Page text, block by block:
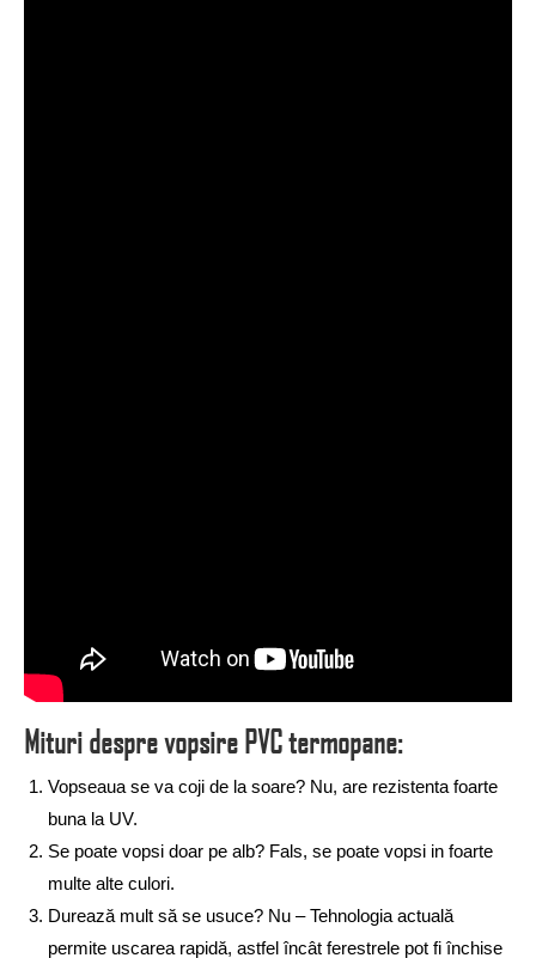
Mituri despre vopsire PVC termopane:
Vopseaua se va coji de la soare? Nu, are rezistenta foarte
buna la UV.
Se poate vopsi doar pe alb? Fals, se poate vopsi in foarte
multe alte culori.
Durează mult să se usuce? Nu – Tehnologia actuală
permite uscarea rapidă, astfel încât ferestrele pot fi închise